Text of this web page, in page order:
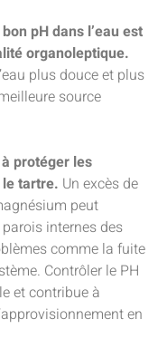
pH dans l’eau est
organoleptique.
plus douce et plus
source
protéger les
tartre. Un excès de
peut
internes des
comme la fuite
Contrôler le PH
et contribue à
en